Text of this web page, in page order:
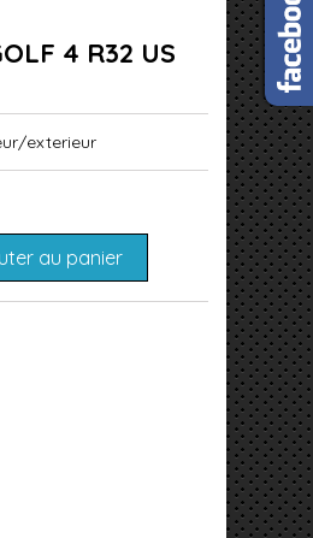
4 R32 US
exterieur
au panier